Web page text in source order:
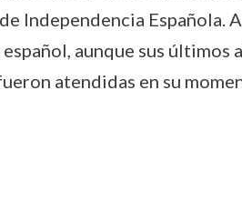
Independencia Española.
aunque sus
atendidas en su